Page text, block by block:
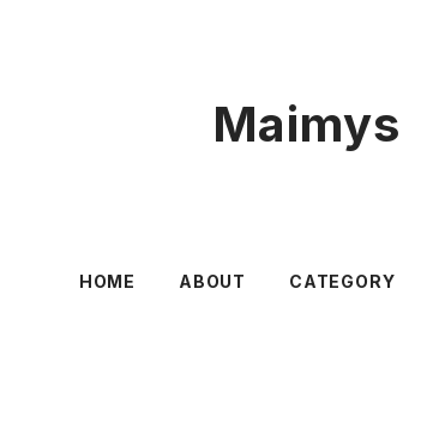
Maimys
HOME ABOUT CATEGORY